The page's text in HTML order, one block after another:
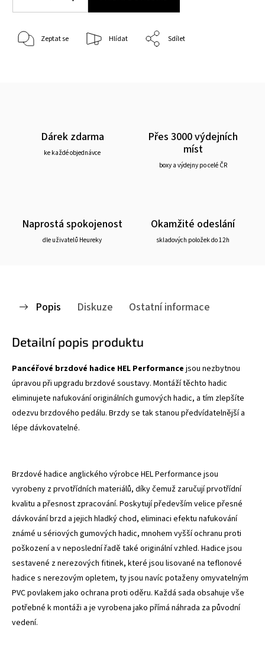
Zeptat se Hlídat Sdílet
Dárek zdarma
ke každé objednávce
Přes 3000 výdejních
míst
boxy a výdejny po celé ČR
Naprostá spokojenost
dle uživatelů Heureky
Okamžité odeslání
skladových položek do 12h
Popis Diskuze Ostatní informace
Detailní popis produktu
Pancéřové brzdové hadice HEL Performance jsou nezbytnou
úpravou při upgradu brzdové soustavy. Montáží těchto hadic
eliminujete nafukování originálních gumových hadic, a tím zlepšíte
odezvu brzdového pedálu. Brzdy se tak stanou předvídatelnější a
lépe dávkovatelné.
Brzdové hadice anglického výrobce HEL Performance jsou
vyrobeny z prvotřídních materiálů, díky čemuž zaručují prvotřídní
kvalitu a přesnost zpracování. Poskytují především velice přesné
dávkování brzd a jejich hladký chod, eliminaci efektu nafukování
známé u sériových gumových hadic, mnohem vyšší ochranu proti
poškození a v neposlední řadě také originální vzhled. Hadice jsou
sestavené z nerezových fitinek, které jsou lisované na teflonové
hadice s nerezovým opletem, ty jsou navíc potaženy omyvatelným
PVC povlakem jako ochrana proti oděru. Každá sada obsahuje vše
potřebné k montáži a je vyrobena jako přímá náhrada za původní
vedení.